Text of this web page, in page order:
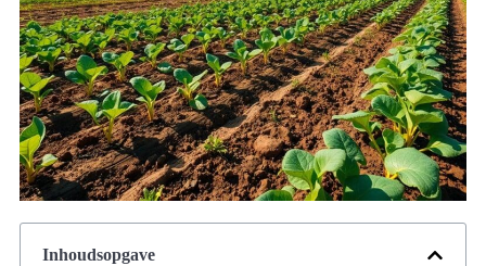
Inhoudsopgave